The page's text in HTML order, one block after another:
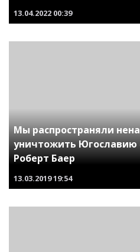
13.04.2022 00:39
Мы распространяли
уничтожить
Роберт Баер
13.03.201919:54